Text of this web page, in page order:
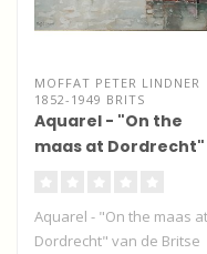
MOFFAT PETER LINDNER
1852-1949 BRITS
Aquarel - "On the
maas at Dordrecht"
Aquarel - "On the maas at
Dordrecht" van de Britse